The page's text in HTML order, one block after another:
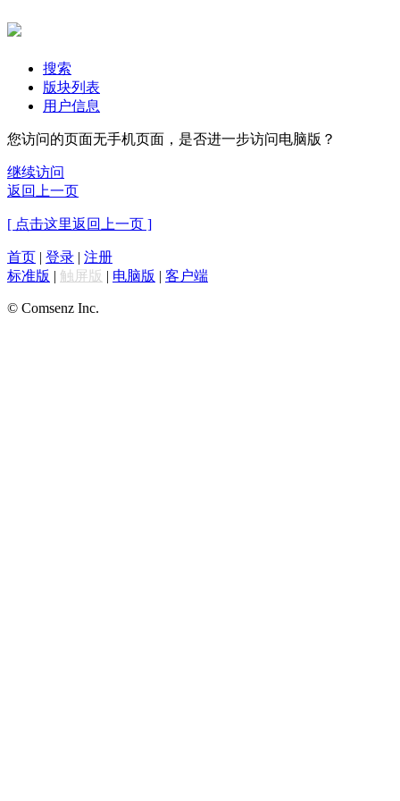
搜索
版块列表
用户信息
您访问的页面无手机页面，是否进一步访问电脑版？
继续访问
返回上一页
[ 点击这里返回上一页 ]
首页 | 登录 | 注册
标准版 | 触屏版 | 电脑版 | 客户端
© Comsenz Inc.